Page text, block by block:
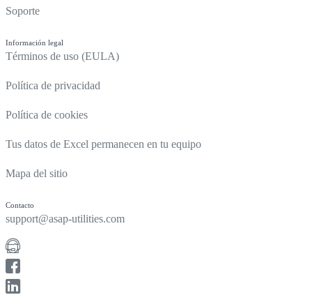
Soporte
Información legal
Términos de uso (EULA)
Política de privacidad
Política de cookies
Tus datos de Excel permanecen en tu equipo
Mapa del sitio
Contacto
support@asap-utilities.com